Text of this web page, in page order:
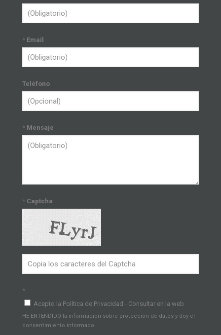
* Email
Teléfono
* Mensaje
* Captcha
*
Acepto la Política de Privacidad - Consultar en la web
HE ENTENDIDO la información sobre protección de datos y doy el
consentimiento informado.